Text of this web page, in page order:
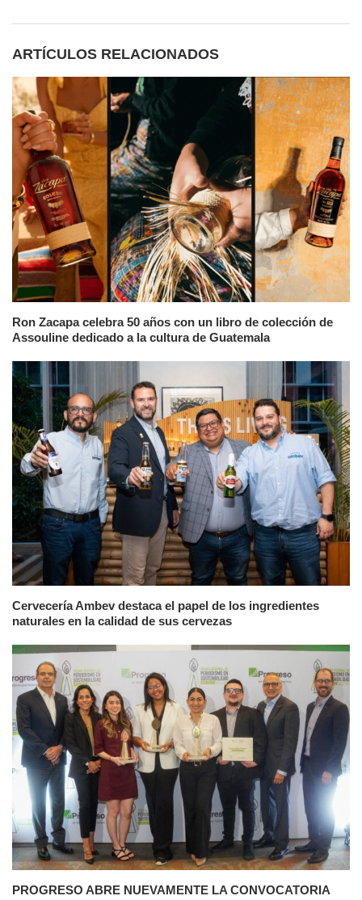
ARTÍCULOS RELACIONADOS
Ron Zacapa celebra 50 años con un libro de colección de
Assouline dedicado a la cultura de Guatemala
Cervecería Ambev destaca el papel de los ingredientes
naturales en la calidad de sus cervezas
PROGRESO ABRE NUEVAMENTE LA CONVOCATORIA